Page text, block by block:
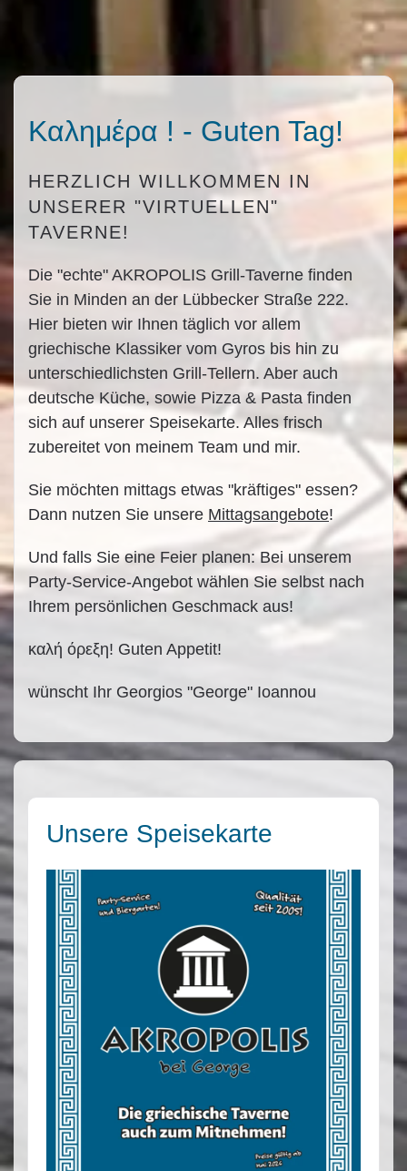
Καλημέρα ! - Guten Tag!
HERZLICH WILLKOMMEN IN
UNSERER "VIRTUELLEN"
TAVERNE!
Die "echte" AKROPOLIS Grill-Taverne finden
Sie in Minden an der Lübbecker Straße 222.
Hier bieten wir Ihnen täglich vor allem
griechische Klassiker vom Gyros bis hin zu
unterschiedlichsten Grill-Tellern. Aber auch
deutsche Küche, sowie Pizza & Pasta finden
sich auf unserer Speisekarte. Alles frisch
zubereitet von meinem Team und mir.
Sie möchten mittags etwas "kräftiges" essen?
Dann nutzen Sie unsere Mittagsangebote!
Und falls Sie eine Feier planen: Bei unserem
Party-Service-Angebot wählen Sie selbst nach
Ihrem persönlichen Geschmack aus!
καλή όρεξη! Guten Appetit!
wünscht Ihr Georgios "George" Ioannou
Unsere Speisekarte